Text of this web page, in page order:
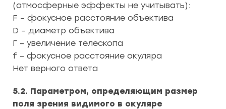
(атмосферные эффекты не учитывать):
F – фокусное расстояние объектива
D – диаметр объектива
Г – увеличение телескопа
f – фокусное расстояние окуляра
Нет верного ответа
5.2. Параметром, определяющим размер
поля зрения видимого в окуляре